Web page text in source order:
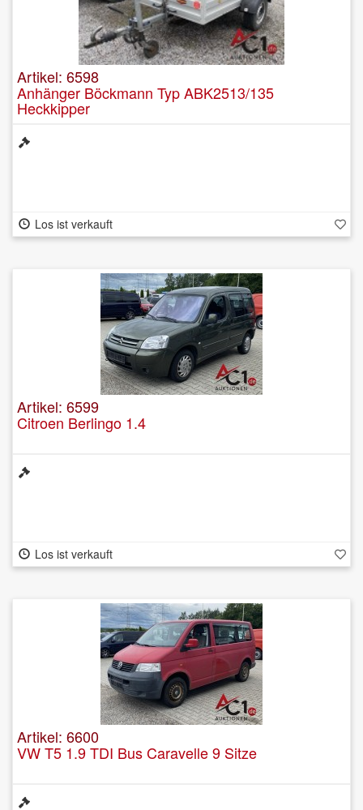
Artikel: 6598
Anhänger Böckmann Typ ABK2513/135
Heckkipper
Los ist verkauft
Artikel: 6599
Citroen Berlingo 1.4
Los ist verkauft
Artikel: 6600
VW T5 1.9 TDI Bus Caravelle 9 Sitze